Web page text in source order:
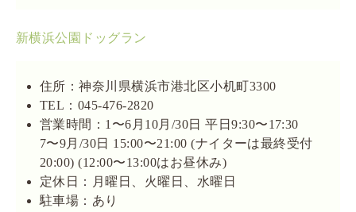
新横浜公園ドッグラン
住所：神奈川県横浜市港北区小机町3300
TEL：045-476-2820
営業時間：1〜6月10月/30日 平日9:30〜17:30
7〜9月/30日 15:00〜21:00 (ナイターは最終受付
20:00) (12:00〜13:00はお昼休み)
定休日：月曜日、火曜日、水曜日
駐車場：あり